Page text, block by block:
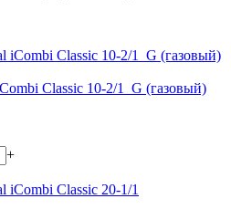
Classic 10-2/1_G (газовый)
+